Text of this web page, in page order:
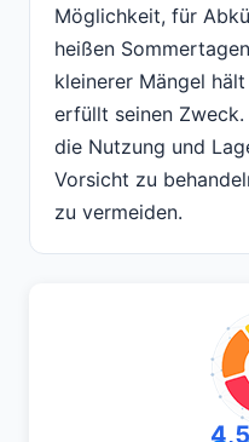
Möglichkeit, für
heißen
kleinerer Mängel
erfüllt seinen
die Nutzung und
Vorsicht zu
zu vermeiden.